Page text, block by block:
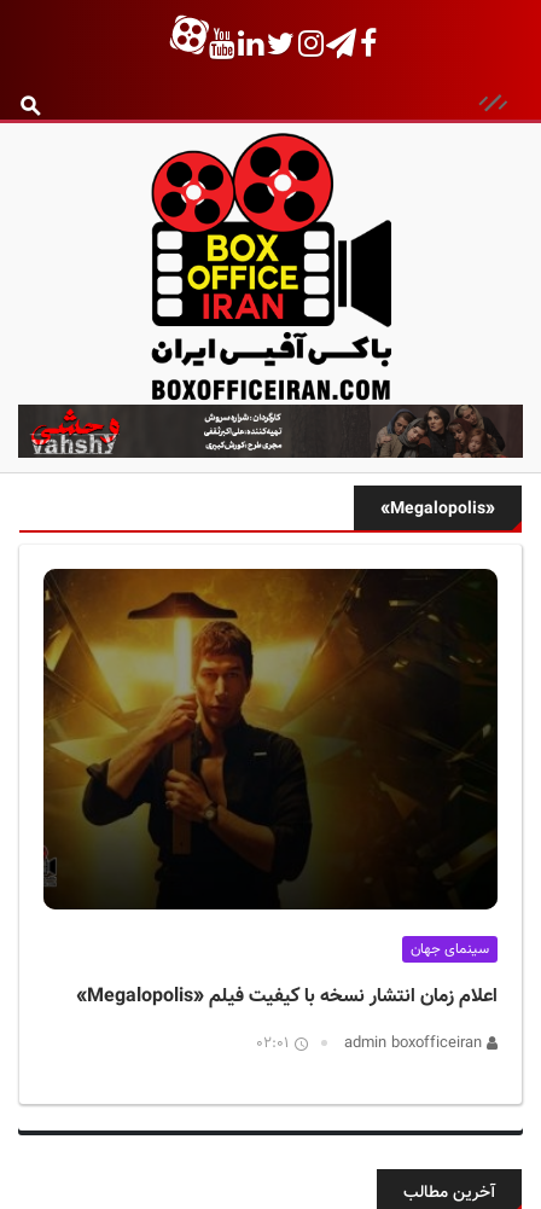
ب
ا
ک
س
آ
س
ی
«Megalopolis»
سینمای جهان
اعلام زمان انتشار نسخه با کیفیت فیلم «Megalopolis»
02:01
آخرین مطالب